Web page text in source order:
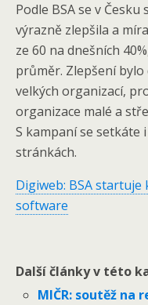
Podle BSA se v
výrazně zlepšila a
ze 60 na dnešních
průměr. Zlepšení
velkých organizací,
organizace malé a
S kampaní se setkáte
stránkách.
Digiweb: BSA
software
Další články v této
MIČR: soutěž na